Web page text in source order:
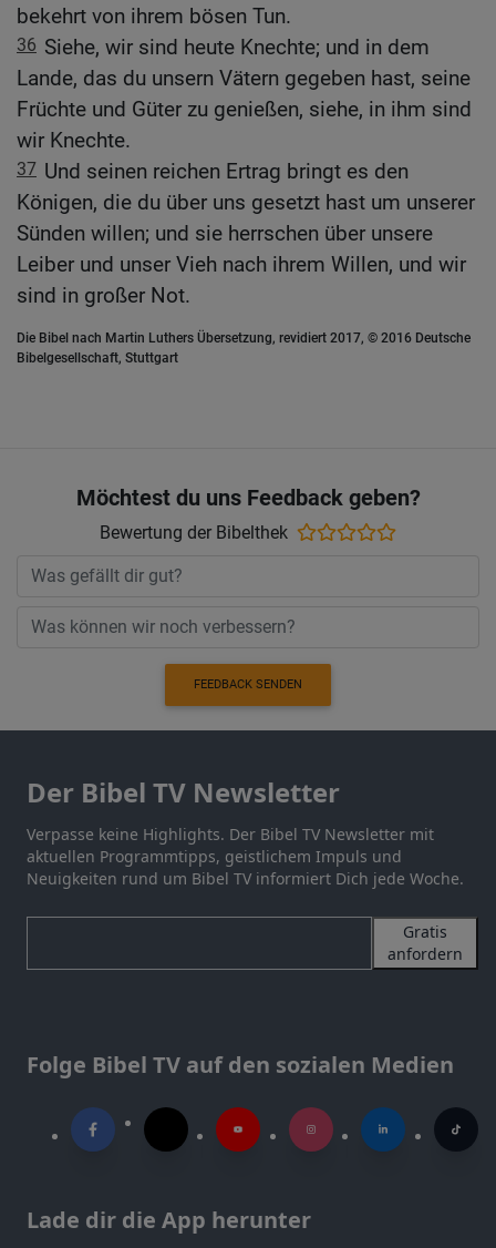
bekehrt von ihrem bösen Tun.
36 Siehe, wir sind heute Knechte; und in dem
Lande, das du unsern Vätern gegeben hast, seine
Früchte und Güter zu genießen, siehe, in ihm sind
wir Knechte.
37 Und seinen reichen Ertrag bringt es den
Königen, die du über uns gesetzt hast um unserer
Sünden willen; und sie herrschen über unsere
Leiber und unser Vieh nach ihrem Willen, und wir
sind in großer Not.
Die Bibel nach Martin Luthers Übersetzung, revidiert 2017, © 2016 Deutsche
Bibelgesellschaft, Stuttgart
Möchtest du uns Feedback geben?
Bewertung der Bibelthek
FEEDBACK SENDEN
Der Bibel TV Newsletter
Verpasse keine Highlights. Der Bibel TV Newsletter mit
aktuellen Programmtipps, geistlichem Impuls und
Neuigkeiten rund um Bibel TV informiert Dich jede Woche.
Gratis
anfordern
Folge Bibel TV auf den sozialen Medien
Lade dir die App herunter